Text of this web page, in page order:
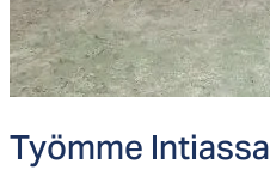
Työm­me In­tias­sa